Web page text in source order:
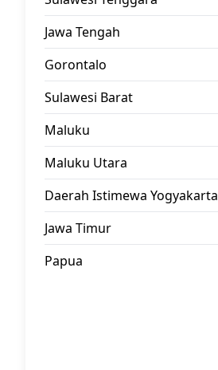
Jawa Tengah
Gorontalo
Sulawesi Barat
Maluku
Maluku Utara
Daerah Istimewa Yogyakarta
Jawa Timur
Papua